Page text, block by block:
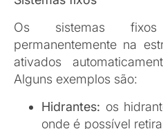
indicado para locais
água, como
eletrônicos.
Sistema de espuma:
que trabalham
isola o material